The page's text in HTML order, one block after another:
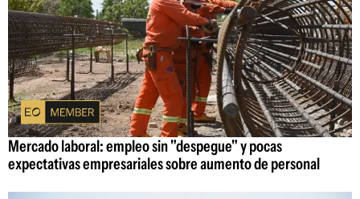
Mercado laboral: empleo sin "despegue" y pocas
expectativas empresariales sobre aumento de personal